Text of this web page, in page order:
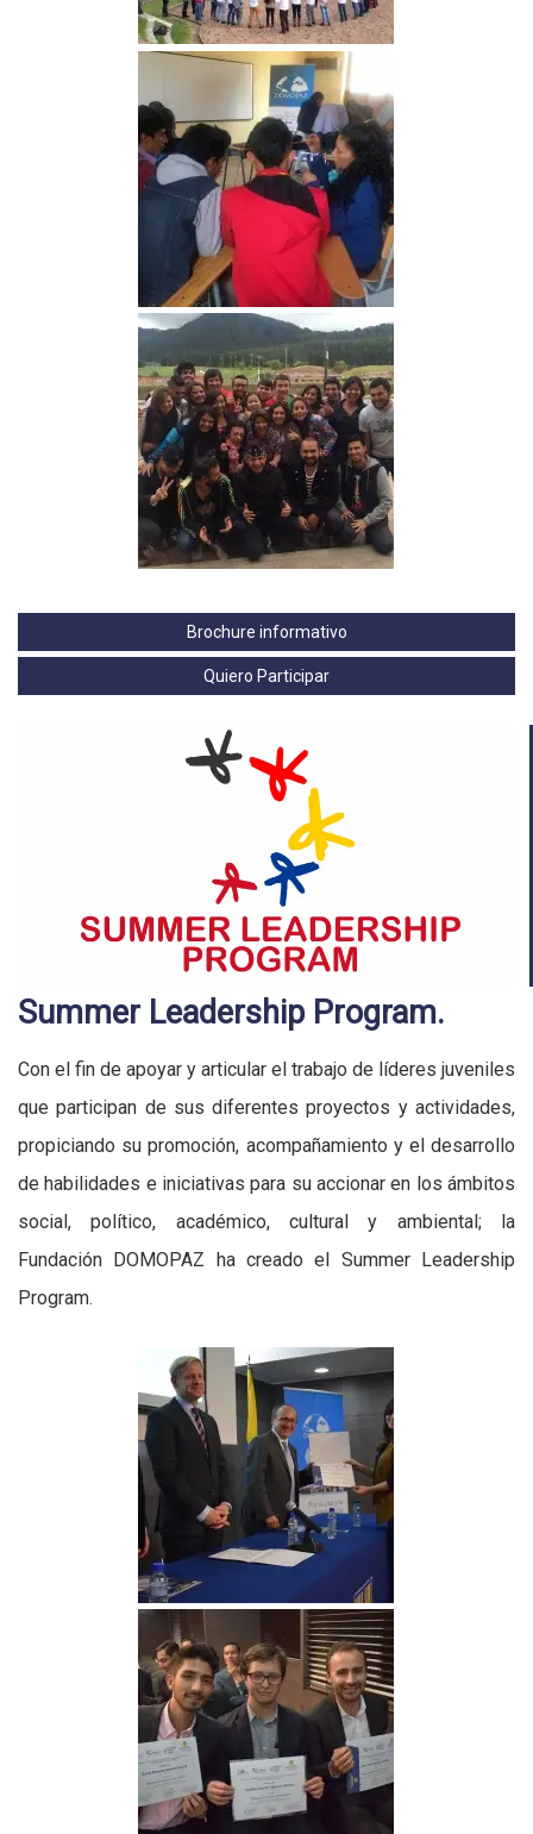
Brochure informativo
Quiero Participar
Summer Leadership Program.
Con el fin de apoyar y articular el trabajo de líderes juveniles
que participan de sus diferentes proyectos y actividades,
propiciando su promoción, acompañamiento y el desarrollo
de habilidades e iniciativas para su accionar en los ámbitos
social, político, académico, cultural y ambiental; la
Fundación DOMOPAZ ha creado el Summer Leadership
Program.